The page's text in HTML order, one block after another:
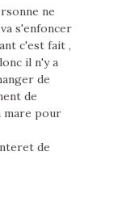
ne
s'enfoncer
c'est fait ,
il n'y a
de
de
mare pour
de